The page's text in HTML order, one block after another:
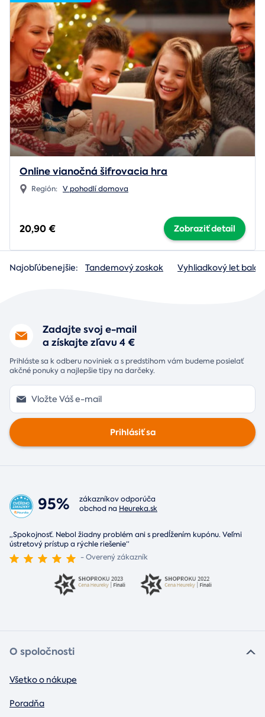
Online vianočná šifrovacia hra
Región: V pohodlí domova
20,90 € Zobraziť detail
Najobľúbenejšie: Tandemový zoskok Vyhliadkový let
Zadajte svoj e-mail
a získajte zľavu 4 €
Prihláste sa k odberu noviniek a s predstihom vám budeme posielať
akčné ponuky a najlepšie tipy na darčeky.
Prihlásiť sa
95%
zákazníkov odporúča
obchod na Heureka.sk
„Spokojnosť. Nebol žiadny problém ani s predĺžením kupónu. Veľmi
ústretový prístup a rýchle riešenie“
- Overený zákazník
O spoločnosti
Všetko o nákupe
Poradňa